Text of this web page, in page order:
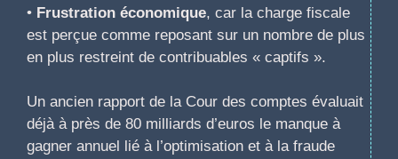
• Frustration économique, car la charge fiscale
est perçue comme reposant sur un nombre de plus
en plus restreint de contribuables « captifs ».
Un ancien rapport de la Cour des comptes évaluait
déjà à près de 80 milliards d’euros le manque à
gagner annuel lié à l’optimisation et à la fraude